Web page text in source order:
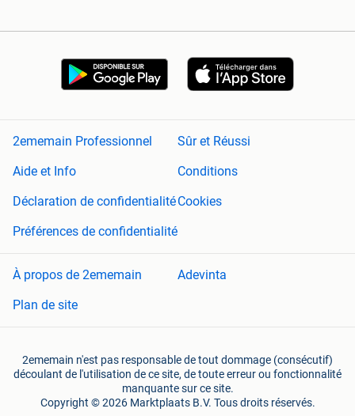
2ememain Professionnel
Sûr et Réussi
Aide et Info
Conditions
Déclaration de confidentialitéCookies
Préférences de confidentialité
À propos de 2ememain
Adevinta
Plan de site
2ememain n'est pas responsable de tout dommage (consécutif)
découlant de l'utilisation de ce site, de toute erreur ou fonctionnalité
manquante sur ce site.
Copyright © 2026 Marktplaats B.V. Tous droits réservés.